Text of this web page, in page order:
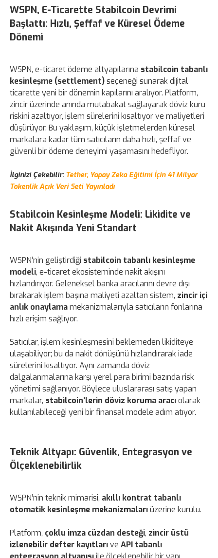
WSPN, E-Ticarette Stabilcoin Devrimi
Başlattı: Hızlı, Şeffaf ve Küresel Ödeme
Dönemi
WSPN, e-ticaret ödeme altyapılarına stabilcoin tabanlı
kesinleşme (settlement)seçeneği sunarak dijital
ticarette yeni bir dönemin kapılarını aralıyor. Platform,
zincir üzerinde anında mutabakat sağlayarak döviz kuru
riskini azaltıyor, işlem sürelerini kısaltıyor ve maliyetleri
düşürüyor. Bu yaklaşım, küçük işletmelerden küresel
markalara kadar tüm satıcıların daha hızlı, şeffaf ve
güvenli bir ödeme deneyimi yaşamasını hedefliyor.
İlginizi Çekebilir: Tether, Yapay Zeka Eğitimi İçin 41 Milyar
Tokenlik Açık Veri Seti Yayınladı
Stabilcoin Kesinleşme Modeli: Likidite ve
Nakit Akışında Yeni Standart
WSPN’nin geliştirdiği stabilcoin tabanlı kesinleşme
modeli, e-ticaret ekosisteminde nakit akışını
hızlandırıyor. Geleneksel banka aracılarını devre dışı
bırakarak işlem başına maliyeti azaltan sistem, zincir içi
anlık onaylamamekanizmalarıyla satıcıların fonlarına
hızlı erişim sağlıyor.
Satıcılar, işlem kesinleşmesini beklemeden likiditeye
ulaşabiliyor; bu da nakit dönüşünü hızlandırarak iade
sürelerini kısaltıyor. Aynı zamanda döviz
dalgalanmalarına karşı yerel para birimi bazında risk
yönetimi sağlanıyor. Böylece uluslararası satış yapan
markalar, stabilcoin’lerin döviz koruma aracıolarak
kullanılabileceği yeni bir finansal modele adım atıyor.
Teknik Altyapı: Güvenlik, Entegrasyon ve
Ölçeklenebilirlik
WSPN’nin teknik mimarisi, akıllı kontrat tabanlı
otomatik kesinleşme mekanizmalarıüzerine kurulu.
Platform, çoklu imza cüzdan desteği, zincir üstü
izlenebilir defter kayıtlarıve API tabanlı